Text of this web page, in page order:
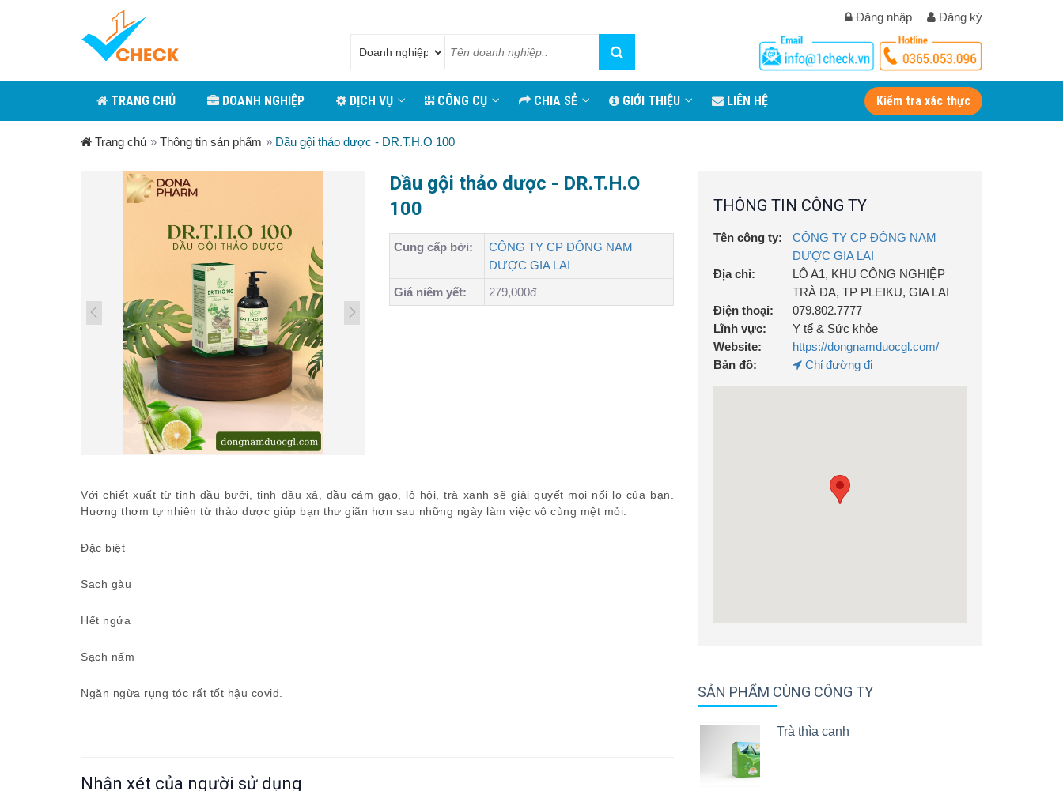
Đăng nhập Đăng ký
TRANG CHỦ DOANH NGHIỆP DỊCH VỤ CÔNG CỤ CHIA SẺ GIỚI THIỆU LIÊN HỆ Kiểm tra xác thực
Trang chủ » Thông tin sản phẩm » Dầu gội thảo dược - DR.T.H.O 100
Dầu gội thảo dược - DR.T.H.O
100
Cung cấp bởi:
CÔNG TY CP ĐÔNG NAM
DƯỢC GIA LAI
Giá niêm yết:
279,000đ
Với chiết xuất từ tinh dầu bưởi, tinh dầu xả, dầu cám gạo, lô hội, trà xanh sẽ giải quyết mọi nổi lo của bạn.
Hương thơm tự nhiên từ thảo dược giúp bạn thư giãn hơn sau những ngày làm việc vô cùng mệt mỏi.
Đặc biệt
Sạch gàu
Hết ngứa
Sạch nấm
Ngăn ngừa rụng tóc rất tốt hậu covid.
Nhận xét của người sử dụng
THÔNG TIN CÔNG TY
Tên công ty:
CÔNG TY CP ĐÔNG NAM
DƯỢC GIA LAI
Địa chỉ:
LÔ A1, KHU CÔNG NGHIỆP
TRÀ ĐA, TP PLEIKU, GIA LAI
Điện thoại:
079.802.7777
Lĩnh vực:
Y tế & Sức khỏe
Website:
https://dongnamduocgl.com/
Bản đồ:
Chỉ đường đi
SẢN PHẨM CÙNG CÔNG TY
Trà thìa canh